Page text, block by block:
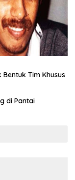
Bentuk Tim Khusus
di Pantai